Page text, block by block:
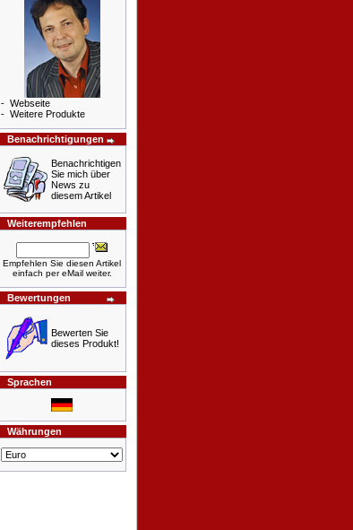
- Webseite
- Weitere Produkte
Benachrichtigungen
Benachrichtigen
Sie mich über
News zu
diesem Artikel
Weiterempfehlen
Empfehlen Sie diesen Artikel
einfach per eMail weiter.
Bewertungen
Bewerten Sie
dieses Produkt!
Sprachen
Währungen